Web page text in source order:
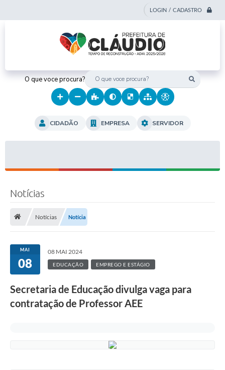
LOGIN / CADASTRO
O que voce procura?
CIDADÃO EMPRESA SERVIDOR
Notícias
Notícias Notícia
MAI
08
08 MAI 2024
EDUCAÇÃO EMPREGO E ESTÁGIO
Secretaria de Educação divulga vaga para
contratação de Professor AEE